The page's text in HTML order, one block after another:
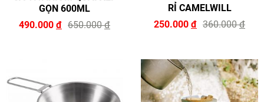
GỌN 600ML
490.000 đ 650.000đ
RỈ CAMELWILL
250.000 đ 360.000đ